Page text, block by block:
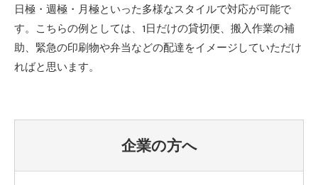
日極・週極・月極といった多様なスタイルで対応が可能で
す。こちらの例としては、1日だけの貸切便、搬入作業の補
助、緊急の印刷物や弁当などの配達をイメージしていただけ
ればと思います。
企業の方へ